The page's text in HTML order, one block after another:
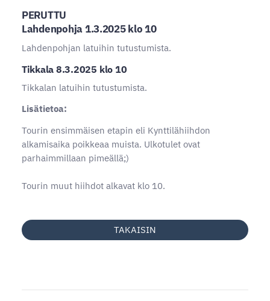
PERUTTU
Lahdenpohja 1.3.2025 klo 10
Lahdenpohjan latuihin tutustumista.
Tikkala 8.3.2025 klo 10
Tikkalan latuihin tutustumista.
Lisätietoa:
Tourin ensimmäisen etapin eli Kynttilähiihdon
alkamisaika poikkeaa muista. Ulkotulet ovat
parhaimmillaan pimeällä;)
Tourin muut hiihdot alkavat klo 10.
TAKAISIN